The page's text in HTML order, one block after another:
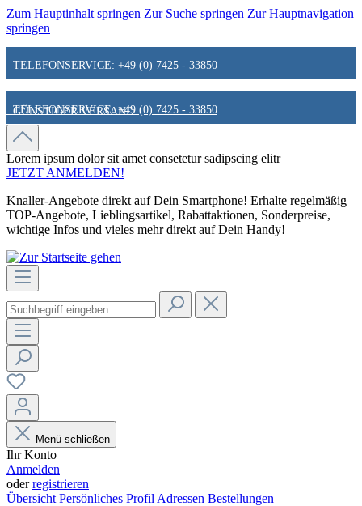
Zum Hauptinhalt springen Zur Suche springen Zur Hauptnavigation
springen
TELEFONSERVICE: +49 (0) 7425 - 33850
GÜNSTIGER VERSAND
FAIR & KUNDENORIENTIERT
HINWEIS ZU STATIONÄREN PREISEN
TELEFONSERVICE: +49 (0) 7425 - 33850
GÜNSTIGER VERSAND
FAIR & KUNDENORIENTIERT
HINWEIS ZU STATIONÄREN PREISEN
Lorem ipsum dolor sit amet consetetur sadipscing elitr
JETZT ANMELDEN!
Knaller-Angebote direkt auf Dein Smartphone! Erhalte regelmäßig
TOP-Angebote, Lieblingsartikel, Rabattaktionen, Sonderpreise,
wichtige Infos und vieles mehr direkt auf Dein Handy!
Menü schließen
Ihr Konto
Anmelden
oderregistrieren
Übersicht Persönliches Profil Adressen Bestellungen